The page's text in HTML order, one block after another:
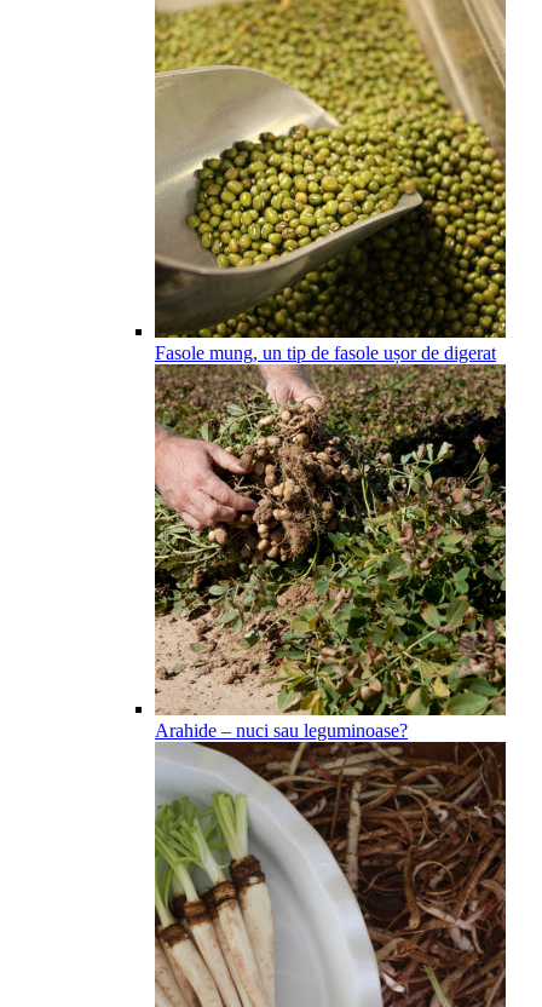
Fasole mung, un tip de fasole ușor de digerat
Arahide – nuci sau leguminoase?